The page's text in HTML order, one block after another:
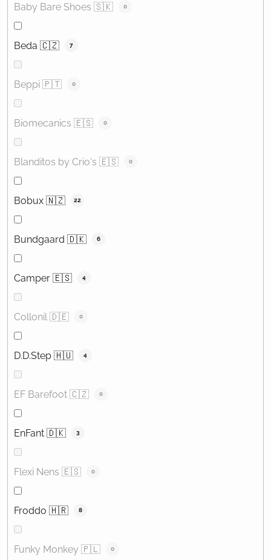
Baby Bare Shoes 🇸🇰 0
Beda 🇨🇿 7
Beppi 🇵🇹 0
Biomecanics 🇪🇸 0
Blanditos by Crio's 🇪🇸 0
Bobux 🇳🇿 22
Bundgaard 🇩🇰 6
Camper 🇪🇸 4
Collonil 🇩🇪 0
D.D.Step 🇭🇺 4
EF Barefoot 🇨🇿 0
EnFant 🇩🇰 3
Flexi Nens 🇪🇸 0
Froddo 🇭🇷 8
Funky Monkey 🇵🇱 0